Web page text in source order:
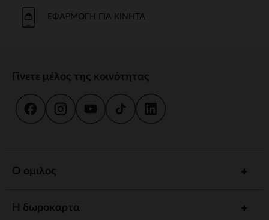
ΕΦΑΡΜΟΓΉ ΓΙΑ ΚΙΝΗΤΆ
Γίνετε μέλος της κοινότητας
Ο ομιλος
Η δωροκαρτα